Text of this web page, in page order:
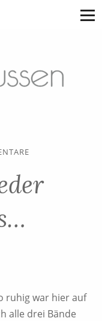
ruhig war hier auf
alle drei Bände